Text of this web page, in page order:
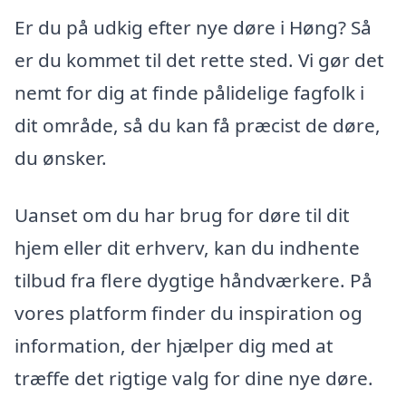
Er du på udkig efter nye døre i Høng? Så
er du kommet til det rette sted. Vi gør det
nemt for dig at finde pålidelige fagfolk i
dit område, så du kan få præcist de døre,
du ønsker.
Uanset om du har brug for døre til dit
hjem eller dit erhverv, kan du indhente
tilbud fra flere dygtige håndværkere. På
vores platform finder du inspiration og
information, der hjælper dig med at
træffe det rigtige valg for dine nye døre.